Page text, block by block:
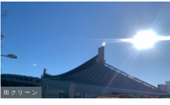
街クリーン